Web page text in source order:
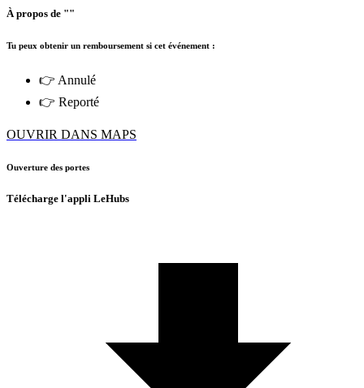
À propos de ""
Tu peux obtenir un remboursement si cet événement :
👉 Annulé
👉 Reporté
OUVRIR DANS MAPS
Ouverture des portes
Télécharge l'appli LeHubs